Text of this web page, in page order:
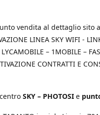
vendita al dettaglio sito
LINEA SKY WIFI -
– 1MOBILE –
CONTRATTI E
SKY – PHOTOSI e